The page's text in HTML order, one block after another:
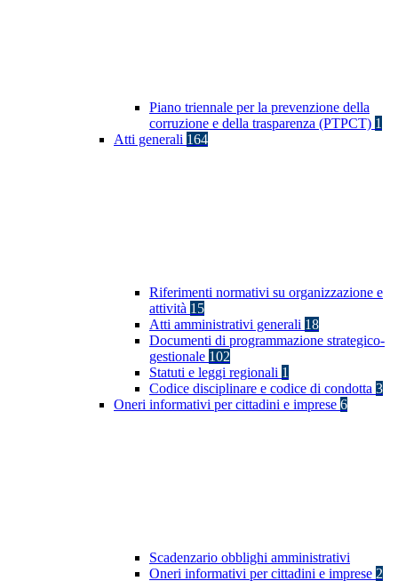
Piano triennale per la prevenzione della
corruzione e della trasparenza (PTPCT) 1
Atti generali 164
Riferimenti normativi su organizzazione e
attività 15
Atti amministrativi generali 18
Documenti di programmazione strategico-
gestionale 102
Statuti e leggi regionali 1
Codice disciplinare e codice di condotta 3
Oneri informativi per cittadini e imprese 6
Scadenzario obblighi amministrativi
Oneri informativi per cittadini e imprese 2